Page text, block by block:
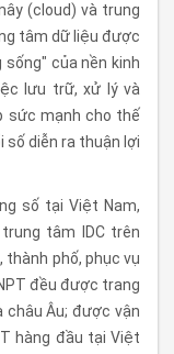
(cloud) và trung
tâm dữ liệu được
của nền kinh
lưu trữ, xử lý và
sức mạnh cho thế
số diễn ra thuận lợi
số tại Việt Nam,
tâm IDC trên
thành phố, phục vụ
đều được trang
châu Âu; được vận
hàng đầu tại Việt